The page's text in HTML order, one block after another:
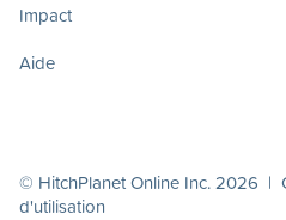
Impact
Aide
© HitchPlanet Online Inc. 2026 |
d'utilisation